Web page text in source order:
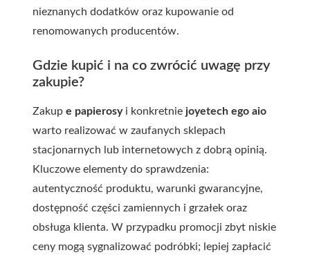
nieznanych dodatków oraz kupowanie od
renomowanych producentów.
Gdzie kupić i na co zwrócić uwagę przy
zakupie?
Zakup e papierosyi konkretnie joyetech ego aio
warto realizować w zaufanych sklepach
stacjonarnych lub internetowych z dobrą opinią.
Kluczowe elementy do sprawdzenia:
autentyczność produktu, warunki gwarancyjne,
dostępność części zamiennych i grzałek oraz
obsługa klienta. W przypadku promocji zbyt niskie
ceny mogą sygnalizować podróbki; lepiej zapłacić